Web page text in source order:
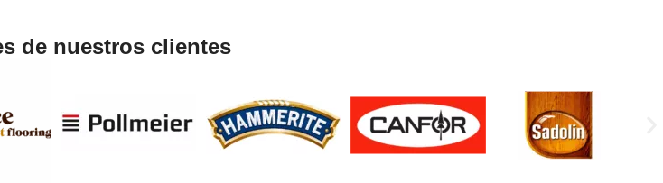
de nuestros clientes